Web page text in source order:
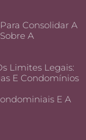
Consolidar A
A
Limites Legais:
E Condomínios
E A